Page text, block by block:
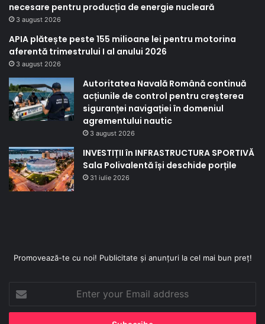
necesare pentru producția de energie nucleară
3 august 2026
APIA plătește peste 155 milioane lei pentru motorina
aferentă trimestrului I al anului 2026
3 august 2026
Autoritatea Navală Română continuă
acțiunile de control pentru creșterea
siguranței navigației în domeniul
agrementului nautic
3 august 2026
INVESTIȚII în INFRASTRUCTURA SPORTIVĂ
Sala Polivalentă își deschide porțile
31 iulie 2026
Promovează-te cu noi! Publicitate și anunțuri la cel mai bun preț!
your
Email